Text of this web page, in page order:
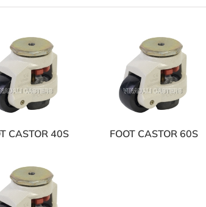
CASTOR 40S FOOT CASTOR 60S